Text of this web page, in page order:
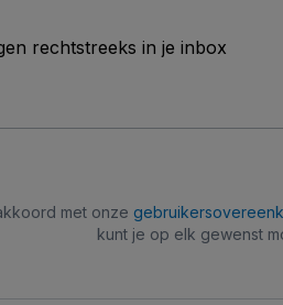
rechtstreeks in je inbox
met onze
kunt je op elk gewenst